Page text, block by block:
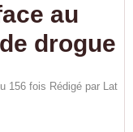
au
drogue
156 fois Rédigé par Lat